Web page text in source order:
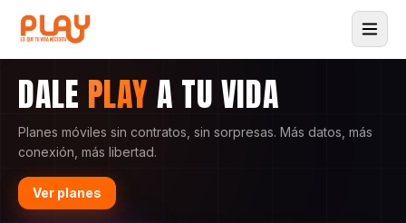
DALE PLAYA TU VIDA
Planes móviles sin contratos, sin sorpresas. Más datos, más
conexión, más libertad.
Ver planes